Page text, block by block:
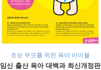
초보 부모를 위한 육아 바이블
임신 출산 육아 대백과 최신개정판